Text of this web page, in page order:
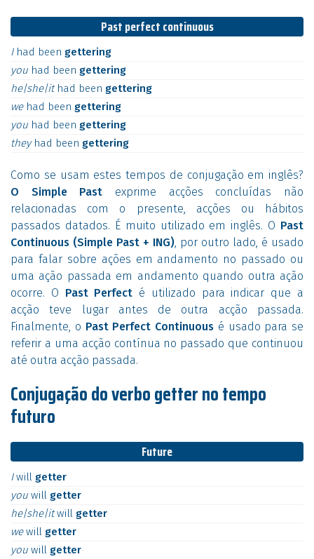
Past perfect continuous
I had been gettering
you had been gettering
he|she|it had been gettering
we had been gettering
you had been gettering
they had been gettering
Como se usam estes tempos de conjugação em inglês?
O Simple Past exprime acções concluídas não
relacionadas com o presente, acções ou hábitos
passados datados. É muito utilizado em inglês. O Past
Continuous (Simple Past + ING), por outro lado, é usado
para falar sobre ações em andamento no passado ou
uma ação passada em andamento quando outra ação
ocorre. O Past Perfect é utilizado para indicar que a
acção teve lugar antes de outra acção passada.
Finalmente, o Past Perfect Continuous é usado para se
referir a uma acção contínua no passado que continuou
até outra acção passada.
Conjugação do verbo getter no tempo
futuro
Future
Iwill getter
you will getter
he|she|itwill getter
wewill getter
you will getter